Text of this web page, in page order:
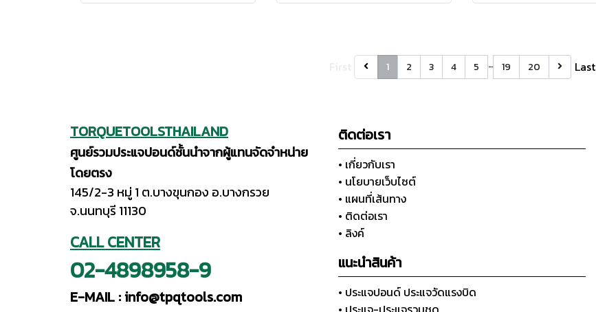
1 2 3 4 5 … 19 20 Last
TORQUETOOLSTHAILAND
ศูนย์รวมประแจปอนด์ชั้นนำจากผู้แทนจัดจำหน่าย
โดยตรง
145/2-3 หมู่ 1 ต.บางขุนกอง อ.บางกรวย
จ.นนทบุรี 11130
CALL CENTER
02-4898958-9
E-MAIL :info@tpqtools.com
ติดต่อเรา
• เกี่ยวกับเรา
• นโยบายเว็บไซต์
• แผนที่เส้นทาง
• ติดต่อเรา
• ลิงค์
แนะนำสินค้า
• ประแจปอนด์ ประแจวัดแรงบิด